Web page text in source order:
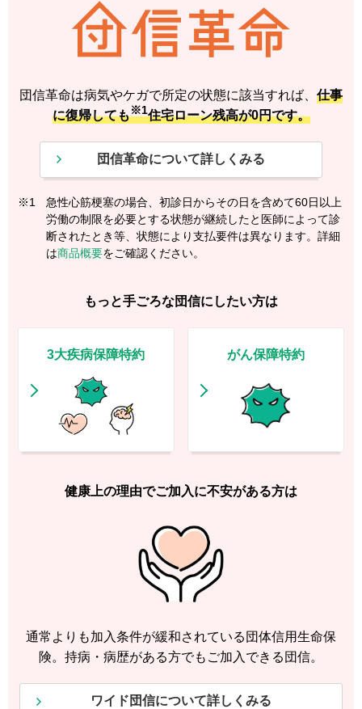
団信革命は病気やケガで所定の状態に該当すれば、 仕事
に復帰しても※1住宅ローン残高が0円です。
団信革命について詳しくみる
※1
急性心筋梗塞の場合、初診日からその日を含めて60日以上
労働の制限を必要とする状態が継続したと医師によって診
断されたとき等、状態により支払要件は異なります。詳細
は商品概要をご確認ください。
もっと手ごろな団信にしたい方は
3大疾病保障特約 がん保障特約
健康上の理由でご加入に不安がある方は
通常よりも加入条件が緩和されている団体信用生命保
険。持病・病歴がある方でもご加入できる団信。
ワイド団信について詳しくみる